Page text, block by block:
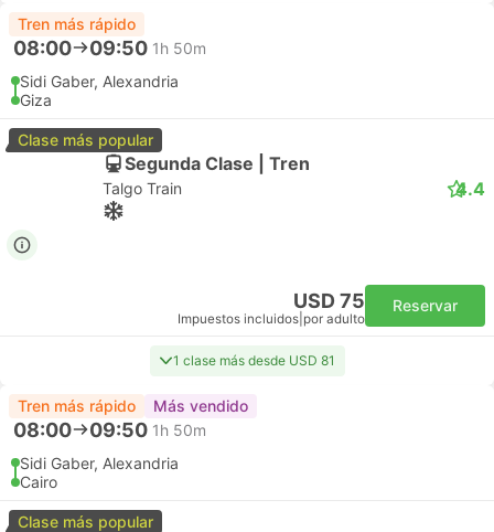
Tren más rápido
08:00 09:50 1h 50m
Sidi Gaber, Alexandria
Giza
Clase más popular
Segunda Clase | Tren
Talgo Train 4.4
USD 75
Impuestos incluidos por adulto
Reservar
1 clase más desde USD 81
Tren más rápido Más vendido
08:00 09:50 1h 50m
Sidi Gaber, Alexandria
Cairo
Clase más popular